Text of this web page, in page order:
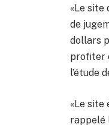
«Le site
de
dollars
profiter
l’étude
«Le site
rappelé